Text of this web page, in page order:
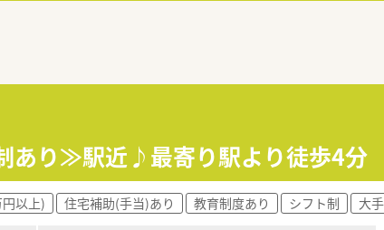
あり≫駅近♪最寄り駅より徒歩4分
以上) 住宅補助(手当)あり 教育制度あり シフト制 大